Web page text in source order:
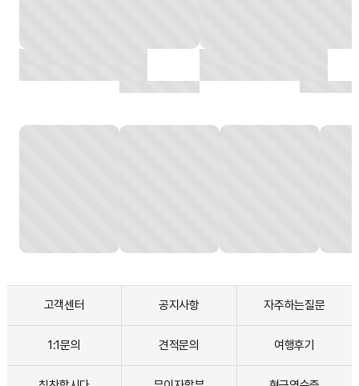
고객센터 공지사항 자주하는질문
1:1문의 견적문의 여행후기